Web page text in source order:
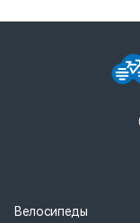
Велосипеды